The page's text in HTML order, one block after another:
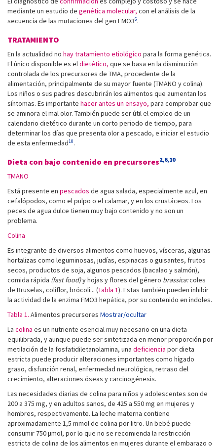
mediante un estudio de genética molecular, con el análisis de la
secuencia de las mutaciones del gen FMO36.
TRATAMIENTO
En la actualidad no hay tratamiento etiológico para la forma genética.
El único disponible es eldietético, que se basa en la disminución
controlada de los precursores de TMA, procedente de la
alimentación, principalmente de su mayor fuente (TMANO y colina).
Los niños o sus padres descubrirán los alimentos que aumentan los
síntomas. Es importante hacer antes un ensayo, para comprobar que
se aminora el mal olor. También puede ser útil el empleo de un
calendario dietético durante un corto periodo de tiempo, para
determinar los días que presenta olor a pescado, e iniciar el estudio
de esta enfermedad10.
Dieta con bajo contenido en precursores2,6,10
TMANO
Está presente en pescados de agua salada, especialmente azul, en
cefalópodos, como el pulpo o el calamar, y en los crustáceos. Los
peces de agua dulce tienen muy bajo contenido y no son un
problema.
Colina
Es integrante de diversos alimentos como huevos, vísceras, algunas
hortalizas como leguminosas, judías, espinacas o guisantes, frutos
secos, productos de soja, algunos pescados (bacalao y salmón),
comida rápida (fast food)y hojas y flores del género brassica:coles
de Bruselas, coliflor, brócoli... (Tabla 1). Estas también pueden inhibir
la actividad de la enzima FMO3 hepática, por su contenido en indoles.
Tabla 1. Alimentos precursores Mostrar/ocultar
La colina es un nutriente esencial muy necesario en una dieta
equilibrada, y aunque puede ser sintetizada en menor proporción por
metilación de la fosfatidiletanolamina, una deficiencia por dieta
estricta puede producir alteraciones importantes como hígado
graso, disfunción renal, enfermedad neurológica, retraso del
crecimiento, alteraciones óseas y carcinogénesis.
Las necesidades diarias de colina para niños y adolescentes son de
200 a 375 mg, y en adultos sanos, de 425 a 550 mg en mujeres y
hombres, respectivamente. La leche materna contiene
aproximadamente 1,5 mmol de colina por litro. Un bebé puede
consumir 750 μmol, por lo que no se recomienda la restricción
estricta de colina de los alimentos en mujeres durante el embarazo o